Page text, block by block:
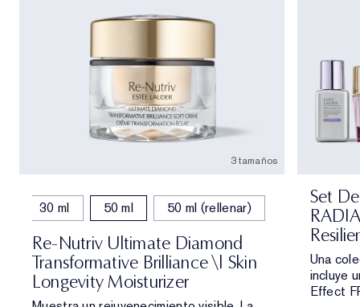
3 tamaños
30 ml 50 ml 50 ml (rellenar)
Re-Nutriv Ultimate Diamond
Transformative Brilliance \| Skin
Longevity Moisturizer
Set
Una
incluye
Effect